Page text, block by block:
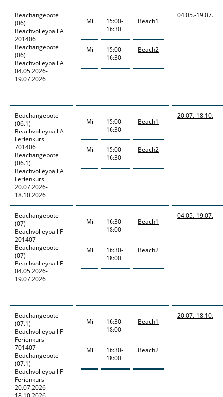
Beachangebote
(06)
Beachvolleyball A
201406
Beachangebote
(06)
Beachvolleyball A
04.05.2026-
19.07.2026
Mi
15:00-
16:30
Beach1
Mi
15:00-
16:30
Beach2
04.05.-19.07.
Beachangebote
(06.1)
Beachvolleyball A
Ferienkurs
701406
Beachangebote
(06.1)
Beachvolleyball A
Ferienkurs
20.07.2026-
18.10.2026
Mi
15:00-
16:30
Beach1
Mi
15:00-
16:30
Beach2
20.07.-18.10.
Beachangebote
(07)
Beachvolleyball F
201407
Beachangebote
(07)
Beachvolleyball F
04.05.2026-
19.07.2026
Mi
16:30-
18:00
Beach1
Mi
16:30-
18:00
Beach2
04.05.-19.07.
Beachangebote
(07.1)
Beachvolleyball F
Ferienkurs
701407
Beachangebote
(07.1)
Beachvolleyball F
Ferienkurs
20.07.2026-
Mi
16:30-
18:00
Beach1
Mi
16:30-
18:00
Beach2
20.07.-18.10.